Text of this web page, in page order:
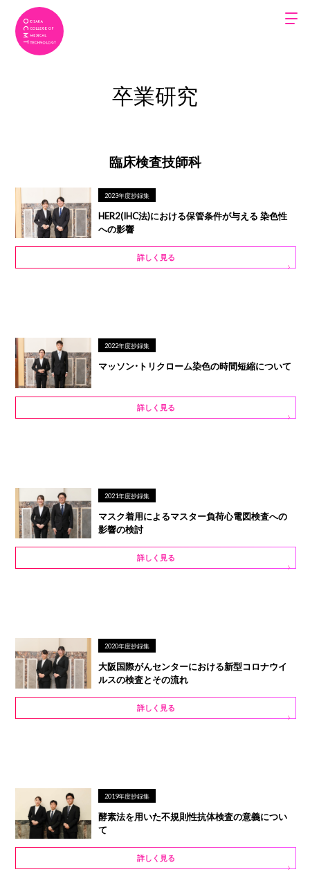
卒業研究
臨床検査技師科
2023年度抄録集
HER2(IHC法)における保管条件が与える 染色性
への影響
詳しく見る
2022年度抄録集
マッソン・トリクローム染色の時間短縮について
詳しく見る
2021年度抄録集
マスク着用によるマスター負荷心電図検査への
影響の検討
詳しく見る
2020年度抄録集
大阪国際がんセンターにおける新型コロナウイ
ルスの検査とその流れ
詳しく見る
2019年度抄録集
酵素法を用いた不規則性抗体検査の意義につい
て
詳しく見る